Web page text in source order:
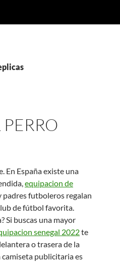
En España existe una
equipacion de
padres futboleros regalan
de fútbol favorita.
Si buscas una mayor
senegal 2022te
o trasera de la
camiseta publicitaria es